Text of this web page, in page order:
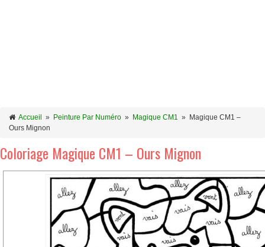
Accueil » Peinture Par Numéro » Magique CM1 »
Magique CM1 –
Ours Mignon
Coloriage Magique CM1 – Ours Mignon